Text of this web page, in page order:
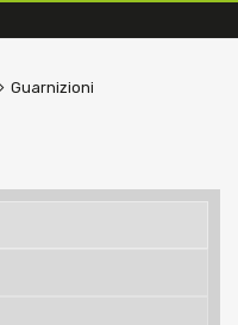
Guarnizioni